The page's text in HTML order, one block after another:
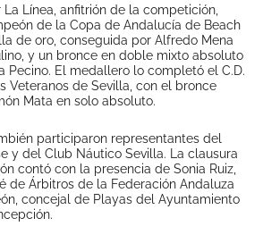
Línea, anfitrión de la competición,
de la Copa de Andalucía de Beach
de oro, conseguida por Alfredo Mena
y un bronce en doble mixto absoluto
Pecino. El medallero lo completó el C.D.
Veteranos de Sevilla, con el bronce
Mata en solo absoluto.
participaron representantes del
y del Club Náutico Sevilla. La clausura
contó con la presencia de Sonia Ruiz,
de Árbitros de la Federación Andaluza
concejal de Playas del Ayuntamiento